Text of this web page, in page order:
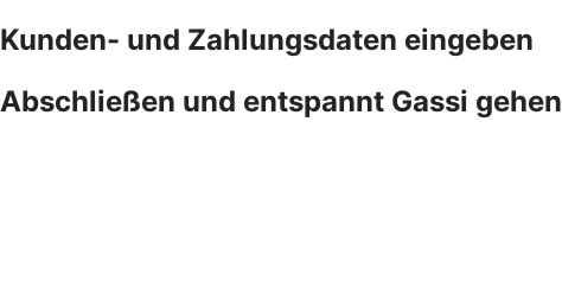
Kunden- und Zahlungsdaten eingeben
Abschließen und entspannt Gassi gehen